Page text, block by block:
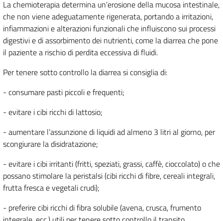
La chemioterapia determina un’erosione della mucosa intestinale,
che non viene adeguatamente rigenerata, portando a irritazioni,
infiammazioni e alterazioni funzionali che influiscono sui processi
digestivi e di assorbimento dei nutrienti, come la diarrea che pone
il paziente a rischio di perdita eccessiva di fluidi.
Per tenere sotto controllo la diarrea si consiglia di:
- consumare pasti piccoli e frequenti;
- evitare i cibi ricchi di lattosio;
- aumentare l’assunzione di liquidi ad almeno 3 litri al giorno, per
scongiurare la disidratazione;
- evitare i cibi irritanti (fritti, speziati, grassi, caffè, cioccolato) o che
possano stimolare la peristalsi (cibi ricchi di fibre, cereali integrali,
frutta fresca e vegetali crudi);
- preferire cibi ricchi di fibra solubile (avena, crusca, frumento